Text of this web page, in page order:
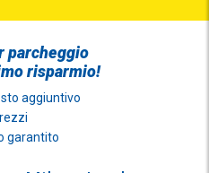
parcheggio
risparmio!
aggiuntivo
garantito